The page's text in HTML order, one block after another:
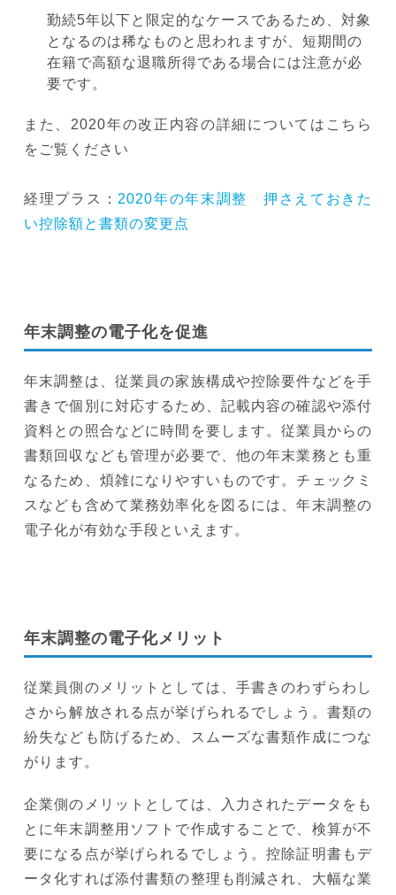
勤続5年以下と限定的なケースであるため、対象
となるのは稀なものと思われますが、短期間の
在籍で高額な退職所得である場合には注意が必
要です。
また、2020年の改正内容の詳細についてはこちら
をご覧ください
経理プラス：2020年の年末調整 押さえておきた
い控除額と書類の変更点
年末調整の電子化を促進
年末調整は、従業員の家族構成や控除要件などを手
書きで個別に対応するため、記載内容の確認や添付
資料との照合などに時間を要します。従業員からの
書類回収なども管理が必要で、他の年末業務とも重
なるため、煩雑になりやすいものです。チェックミ
スなども含めて業務効率化を図るには、年末調整の
電子化が有効な手段といえます。
年末調整の電子化メリット
従業員側のメリットとしては、手書きのわずらわし
さから解放される点が挙げられるでしょう。書類の
紛失なども防げるため、スムーズな書類作成につな
がります。
企業側のメリットとしては、入力されたデータをも
とに年末調整用ソフトで作成することで、検算が不
要になる点が挙げられるでしょう。控除証明書もデ
ータ化すれば添付書類の整理も削減され、大幅な業